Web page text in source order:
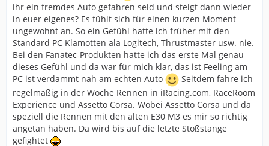
ihr ein fremdes Auto gefahren seid und steigt dann wieder
in euer eigenes? Es fühlt sich für einen kurzen Moment
ungewohnt an. So ein Gefühl hatte ich früher mit den
Standard PC Klamotten ala Logitech, Thrustmaster usw. nie.
Bei den Fanatec-Produkten hatte ich das erste Mal genau
dieses Gefühl und da war für mich klar, das ist Feeling am
PC ist verdammt nah am echten Auto
Seitdem fahre ich
regelmäßig in der Woche Rennen in iRacing.com, RaceRoom
Experience und Assetto Corsa. Wobei Assetto Corsa und da
speziell die Rennen mit den alten E30 M3 es mir so richtig
angetan haben. Da wird bis auf die letzte Stoßstange
gefightet